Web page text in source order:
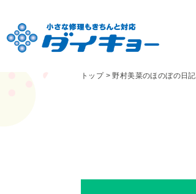
トップ>野村美菜のほのぼの日記